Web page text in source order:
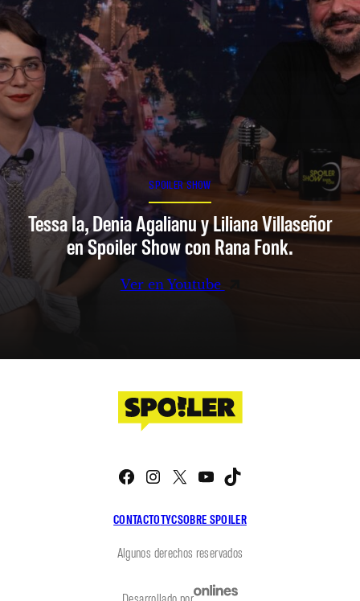
SPOILER SHOW
Tessa Ia, Denia Agalianu y Liliana Villaseñor
en Spoiler Show con Rana Fonk.
Ver en Youtube
CONTACTOTYCSOBRE SPOILER
Facebook
Instagram
X YouTube
Algunos derechos reservados